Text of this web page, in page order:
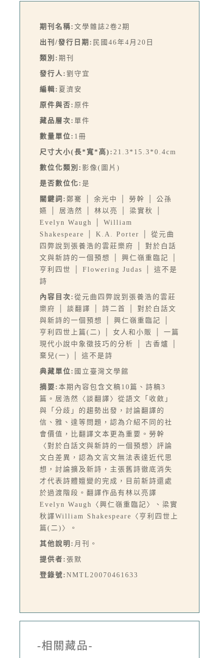
期刊名稱: 文學雜誌2卷2期
出刊/發行日期: 民國46年4月20日
類別: 期刊
發行人: 劉守宜
編輯: 夏濟安
原件與否: 原件
藏品層次: 單件
數量單位: 1冊
尺寸大小(長*寬*高): 21.3*15.3*0.4cm
數位化類別: 影像(圖片)
是否數位化: 是
關鍵詞: 鄭騫 │ 余光中 │ 勞幹 │ 公孫
嬿 │ 居浩然 │ 林以亮 │ 梁實秋 │
Evelyn Waugh │ William
Shakespeare │ K.A. Porter │ 從元曲
四弊說到張養浩的雲莊樂府 │ 對於白話
文與新詩的一個預想 │ 興仁嶺重臨記 │
亨利四世 │ Flowering Judas │ 這不是
詩
內容目次: 從元曲四弊說到張養浩的雲莊
樂府 │ 談翻譯 │ 詩二首 │ 對於白話文
與新詩的一個預想 │ 興仁嶺重臨記 │
亨利四世上篇(二) │ 女人和小販 │ 一篇
現代小說中象徵技巧的分析 │ 古香爐 │
棄兒(一) │ 這不是詩
典藏單位: 國立臺灣文學館
摘要: 本期內容包含文稿10篇、詩稿3
篇。居浩然〈談翻譯〉從語文「收斂」
與「分歧」的趨勢出發，討論翻譯的
信、雅、達等問題，認為介紹不同的社
會價值，比翻譯文本更為重要。勞幹
〈對於白話文與新詩的一個預想〉評論
文白差異，認為文言文無法表達近代思
想，討論擴及新詩，主張舊詩徹底消失
才代表詩體嬗變的完成，目前新詩還處
於過渡階段。翻譯作品有林以亮譯
Evelyn Waugh〈興仁嶺重臨記〉、梁實
秋譯William Shakespeare〈亨利四世上
篇(二)〉。
其他說明: 月刊。
提供者: 張默
登錄號: NMTL20070461633
-相關藏品-